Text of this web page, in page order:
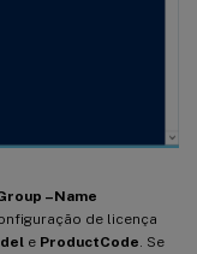
–Name
de licença
e ProductCode . Se